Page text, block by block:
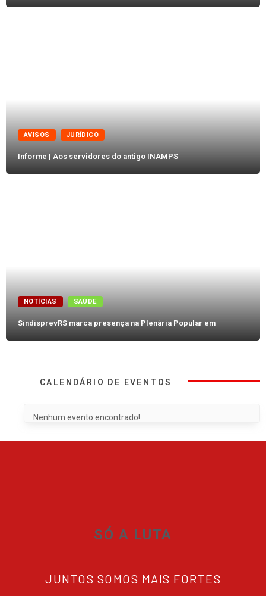
AVISOS JURÍDICO
Informe | Aos servidores do antigo INAMPS
NOTÍCIAS SAÚDE
SindisprevRS marca presença na Plenária Popular em
CALENDÁRIO DE EVENTOS
Nenhum evento encontrado!
SÓ A LUTA
JUNTOS SOMOS MAIS FORTES